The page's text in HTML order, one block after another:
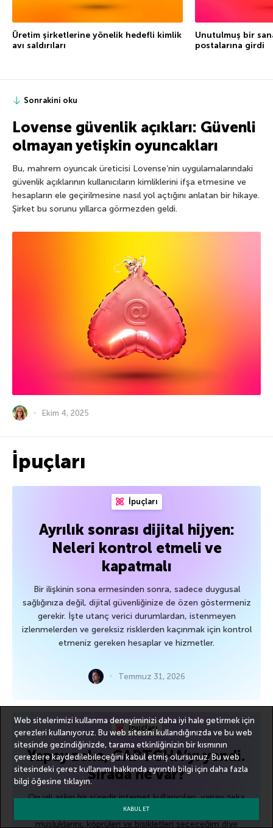
Üretim şirketlerine yönelik hedefli kimlik
avı saldırıları
Unutulmuş bir
postalarına girdi
Sonrakini oku
Lovense güvenlik açıkları: Güvenli
olmayan yetişkin oyuncakları
Bu, mahrem oyuncak üreticisi Lovense’nin uygulamalarındaki
güvenlik açıklarının kullanıcıların kimliklerini ifşa etmesine ve
hesapların ele geçirilmesine nasıl yol açtığını anlatan bir hikaye.
Şirket bu sorunu yıllarca görmezden geldi.
Ekim 4, 2025
İpuçları
İpuçları
Ayrılık sonrası dijital hijyen:
Neleri kontrol etmeli ve
kapatmalı
Bir ilişkinin sona ermesinden sonra, sadece duygusal
sağlığınıza değil, dijital güvenliğinize de özen göstermeniz
gerekir. İşte utanç verici durumlardan, istenmeyen
izlenmelerden ve gereksiz risklerden kaçınmak için kontrol
etmeniz gereken hesaplar ve hizmetler.
Temmuz 31, 2026
İpuçları
Yapay zeka, CAPTCHA’yı yendi.
Sırada ne var?
On yılı aşkın bir süredir internet kullanıcıları, yapay zeka
hayatımıza girene kadar CAPTCHA’lardaki o bulanık yangın
musluklarını, köprüleri ve bisikletleri seçeceğim diye
Web sitelerimizi kullanma deneyiminizi daha iyi hale getirmek için
çerezleri kullanıyoruz. Bu web sitesini kullandığınızda ve bu web
sitesinde gezindiğinizde, tarama etkinliğinizin bir kısmının
çerezlere kaydedilebileceğini kabul etmiş olursunuz. Bu web
sitesindeki çerez kullanımı hakkında ayrıntılı bilgi içindaha fazla
bilgi öğesine tıklayın.
KABUL ET